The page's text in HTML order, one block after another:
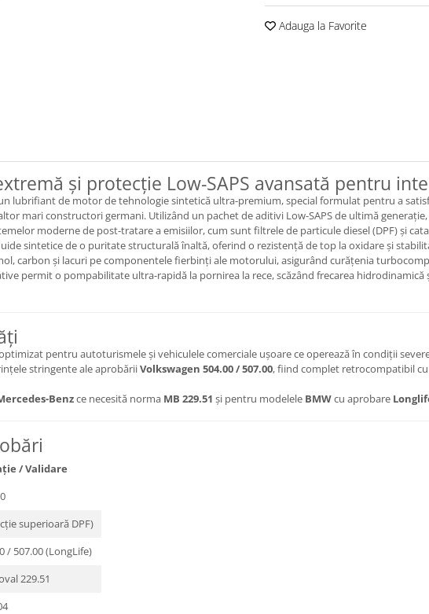
Adauga la Favorite
și protecție Low-SAPS avansată pentru
un lubrifiant de motor de tehnologie sintetică ultra-premium, special formulat pentru a
mari constructori germani. Utilizând un pachet de aditivi Low-SAPS de ultimă
moderne de post-tratare a emisiilor, cum sunt filtrele de particule diesel (DPF) și
sintetice de o puritate structurală înaltă, oferind o rezistență de top la oxidare și
carbon și lacuri pe componentele fierbinți ale motorului, asigurând curățenia
permit o pompabilitate ultra-rapidă la pornirea la rece, scăzând frecarea
pentru autoturismele și vehiculele comerciale ușoare ce operează în condiții
stringente ale aprobăriiVolkswagen 504.00 / 507.00, fiind complet retrocompatibil
Benzce necesită norma MB 229.51 și pentru modelele BMWcu aprobare
/ Validare
superioară DPF)
/ 507.00 (LongLife)
229.51